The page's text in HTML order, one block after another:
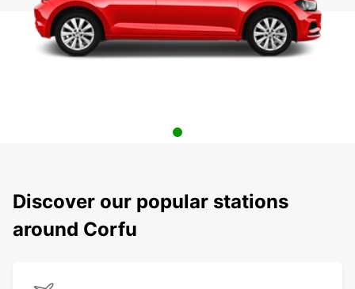
Discover our popular stations
around Corfu